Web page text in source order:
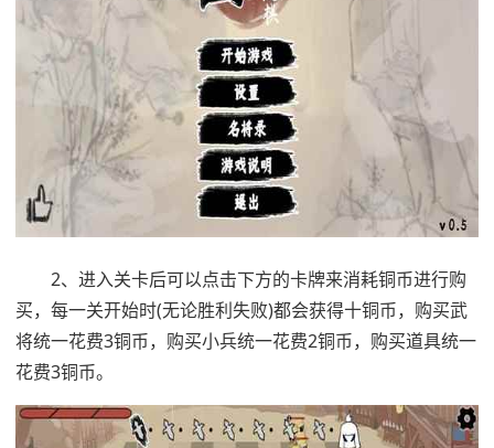
2、进入关卡后可以点击下方的卡牌来消耗铜币进行购
买，每一关开始时(无论胜利失败)都会获得十铜币，购买武
将统一花费3铜币，购买小兵统一花费2铜币，购买道具统一
花费3铜币。